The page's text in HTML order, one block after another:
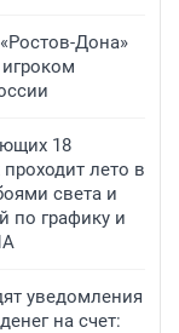
Дона»
18
лето в
света и
по графику и
уведомления
на счет: